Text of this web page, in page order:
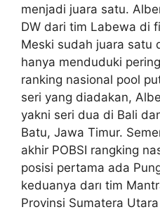
menjadi juara satu.
DW dari tim Labewa di
Meski sudah juara satu
hanya menduduki
ranking nasional pool
seri yang diadakan,
yakni seri dua di Bali
Batu, Jawa Timur.
akhir POBSI rangking
posisi pertama ada
keduanya darı tim
Provinsi Sumatera